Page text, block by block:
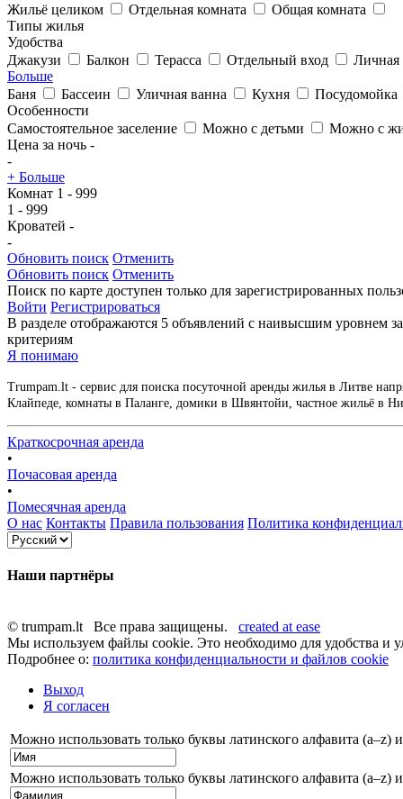
Жильё целиком
Отдельная комната
Общая комната
Типы жилья
Удобства
Джакузи
Балкон Терасса Отдельный вход
Личная
Больше
Баня
Бассеин Уличная ванна Кухня
Посудомойка
Особенности
Самостоятельное заселение
Можно с детьми
Можно с
Цена за ночь -
-
+ Больше
Комнат 1 - 999
1 - 999
Кроватей -
-
Обновить поиск Отменить
Обновить поиск Отменить
Поиск по карте доступен только для зарегистрированных
Войти Регистрироваться
В разделе отображаются 5 объявлений с наивысшим уровнем
критериям
Я понимаю
Trumpam.lt - сервис для поиска посуточной аренды жилья в Литве
Клайпеде, комнаты в Паланге, домики в Швянтойи, частное жильё в
Краткосрочная аренда
•
Почасовая аренда
•
Помесячная аренда
О нас Контакты Правила пользования Политика
Наши партнёры
© trumpam.lt Все права защищены. created at ease
Мы используем файлы cookie. Это необходимо для удобства и
Подробнее о: политика конфиденциальности и файлов cookie
Выход
Я согласен
Можно использовать только буквы латинского алфавита
Можно использовать только буквы латинского алфавита